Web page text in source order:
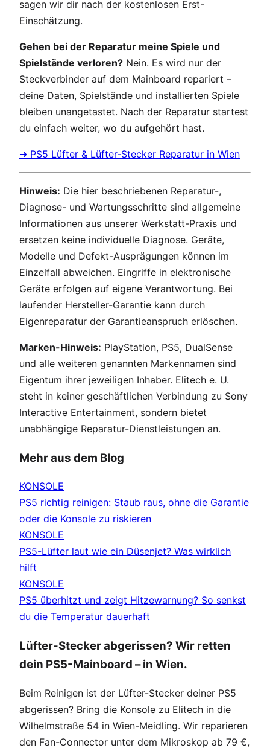
sagen wir dir nach der kostenlosen Erst-
Einschätzung.
Gehen bei der Reparatur meine Spiele und
Spielstände verloren? Nein. Es wird nur der
Steckverbinder auf dem Mainboard repariert –
deine Daten, Spielstände und installierten Spiele
bleiben unangetastet. Nach der Reparatur startest
du einfach weiter, wo du aufgehört hast.
➜ PS5 Lüfter & Lüfter-Stecker Reparatur in Wien
Hinweis: Die hier beschriebenen Reparatur-,
Diagnose- und Wartungsschritte sind allgemeine
Informationen aus unserer Werkstatt-Praxis und
ersetzen keine individuelle Diagnose. Geräte,
Modelle und Defekt-Ausprägungen können im
Einzelfall abweichen. Eingriffe in elektronische
Geräte erfolgen auf eigene Verantwortung. Bei
laufender Hersteller-Garantie kann durch
Eigenreparatur der Garantieanspruch erlöschen.
Marken-Hinweis: PlayStation, PS5, DualSense
und alle weiteren genannten Markennamen sind
Eigentum ihrer jeweiligen Inhaber. Elitech e. U.
steht in keiner geschäftlichen Verbindung zu Sony
Interactive Entertainment, sondern bietet
unabhängige Reparatur-Dienstleistungen an.
Mehr aus dem Blog
KONSOLE
PS5 richtig reinigen: Staub raus, ohne die Garantie
oder die Konsole zu riskieren
KONSOLE
PS5-Lüfter laut wie ein Düsenjet? Was wirklich
hilft
KONSOLE
PS5 überhitzt und zeigt Hitzewarnung? So senkst
du die Temperatur dauerhaft
Lüfter-Stecker abgerissen? Wir retten
dein PS5-Mainboard – in Wien.
Beim Reinigen ist der Lüfter-Stecker deiner PS5
abgerissen? Bring die Konsole zu Elitech in die
Wilhelmstraße 54 in Wien-Meidling. Wir reparieren
den Fan-Connector unter dem Mikroskop ab 79 €,